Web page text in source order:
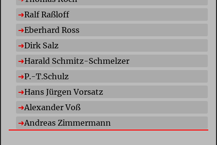
Ralf Raßloff
Eberhard Ross
Dirk Salz
Harald Schmitz-Schmelzer
P.-T.Schulz
Hans Jürgen Vorsatz
Alexander Voß
Andreas Zimmermann